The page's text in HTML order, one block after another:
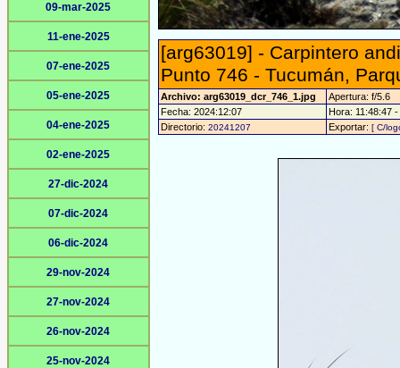
09-mar-2025
11-ene-2025
07-ene-2025
05-ene-2025
04-ene-2025
02-ene-2025
27-dic-2024
07-dic-2024
06-dic-2024
29-nov-2024
27-nov-2024
26-nov-2024
25-nov-2024
[arg63019] - Carpintero
Punto 746 - Tucumán,
Archivo: arg63019_dcr_746_1.jpg
Apertura: f/5.6
Fecha: 2024:12:07
Hora: 11:48:47
Directorio: 20241207 Exportar: [ C/